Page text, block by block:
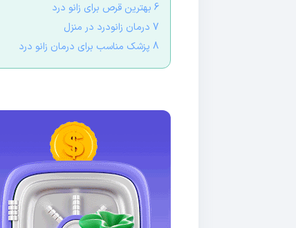
6 بهترین قرص برای زانو درد
7 درمان زانودرد در منزل
8 پزشک مناسب برای درمان زانو درد